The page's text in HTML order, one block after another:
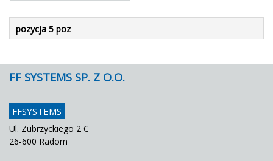
pozycja 5 poz
FF SYSTEMS SP. Z O.O.
FFSYSTEMS
Ul. Zubrzyckiego 2 C
26-600 Radom